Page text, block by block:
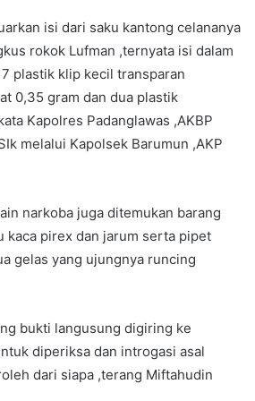
isi dari saku kantong celananya
rokok Lufman ,ternyata isi dalam
plastik klip kecil transparan
0,35 gram dan dua plastik
Kapolres Padanglawas ,AKBP
melalui Kapolsek Barumun ,AKP
narkoba juga ditemukan barang
kaca pirex dan jarum serta pipet
gelas yang ujungnya runcing
bukti langusung digiring ke
diperiksa dan introgasi asal
dari siapa ,terang Miftahudin